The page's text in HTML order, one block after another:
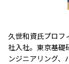
久世和資氏プロフ
社入社。東京基礎
ンジニアリング、